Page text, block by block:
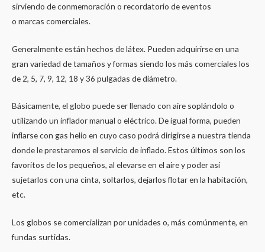
sirviendo de conmemoración o recordatorio de eventos
o marcas comerciales.
Generalmente están hechos de látex. Pueden adquirirse en una
gran variedad de tamaños y formas siendo los más comerciales los
de 2, 5, 7, 9, 12, 18 y 36 pulgadas de diámetro.
Básicamente, el globo puede ser llenado con aire soplándolo o
utilizando un inflador manual o eléctrico. De igual forma, pueden
inflarse con gas helio en cuyo caso podrá dirigirse a nuestra tienda
donde le prestaremos el servicio de inflado. Estos últimos son los
favoritos de los pequeños, al elevarse en el aire y poder así
sujetarlos con una cinta, soltarlos, dejarlos flotar en la habitación,
etc.
Los globos se comercializan por unidades o, más comúnmente, en
fundas surtidas.